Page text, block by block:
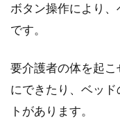
ボタン操作により
です。
要介護者の体を起
にできたり、ベッ
トがあります。